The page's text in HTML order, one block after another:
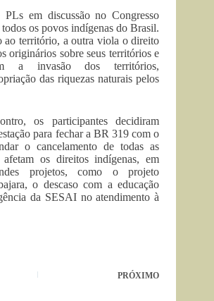
em discussão no Congresso
os povos indígenas do Brasil.
ao território, a outra viola o direito
originários sobre seus territórios e
a invasão dos territórios,
das riquezas naturais pelos
os participantes decidiram
para fechar a BR 319 com o
o cancelamento de todas as
os direitos indígenas, em
projetos, como o projeto
o descaso com a educação
da SESAI no atendimento à
PRÓXIMO